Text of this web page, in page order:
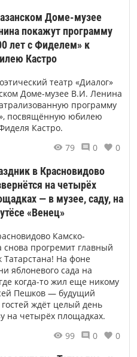
Доме-музее
покажут программу
лет с Фиделем» к
Кастро
театр «Диалог»
Доме-музее В.И. Ленина
программу
посвящённую юбилею
Кастро.
79
0 0
в Красновидово
на четырёх
— в музее, саду, на
«Венец»
Камско-
снова прогремит главный
На фоне
яблоневого сада на
когда-то жил еще никому
Пешков — будущий
ждёт целый день
на четырёх площадках.
99
0 0